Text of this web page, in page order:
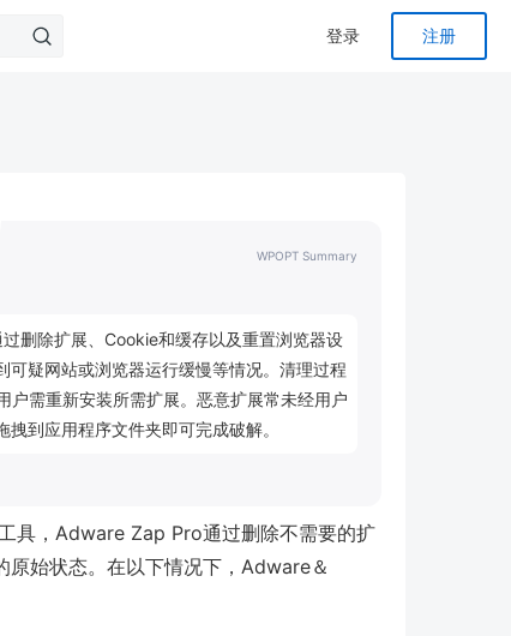
登录 注册
WPOPT Summary
删除扩展、Cookie和缓存以及重置浏览器设
疑网站或浏览器运行缓慢等情况。清理过程
需重新安装所需扩展。恶意扩展常未经用户
到应用程序文件夹即可完成破解。
具，Adware Zap Pro通过删除不需要的扩
始状态。在以下情况下，Adware＆